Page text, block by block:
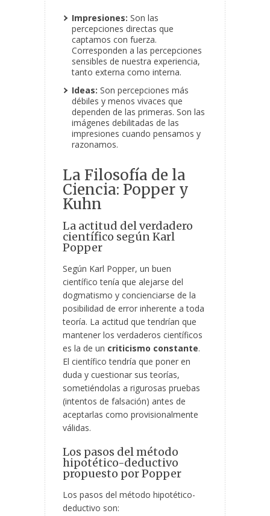
Impresiones: Son las
percepciones directas que
captamos con fuerza.
Corresponden a las percepciones
sensibles de nuestra experiencia,
tanto externa como interna.
Ideas: Son percepciones más
débiles y menos vivaces que
dependen de las primeras. Son las
imágenes debilitadas de las
impresiones cuando pensamos y
razonamos.
La Filosofía de la
Ciencia: Popper y
Kuhn
La actitud del verdadero
científico según Karl
Popper
Según Karl Popper, un buen
científico tenía que alejarse del
dogmatismo y concienciarse de la
posibilidad de error inherente a toda
teoría. La actitud que tendrían que
mantener los verdaderos científicos
es la de un criticismo constante.
El científico tendría que poner en
duda y cuestionar sus teorías,
sometiéndolas a rigurosas pruebas
(intentos de falsación) antes de
aceptarlas como provisionalmente
válidas.
Los pasos del método
hipotético-deductivo
propuesto por Popper
Los pasos del método hipotético-
deductivo son: